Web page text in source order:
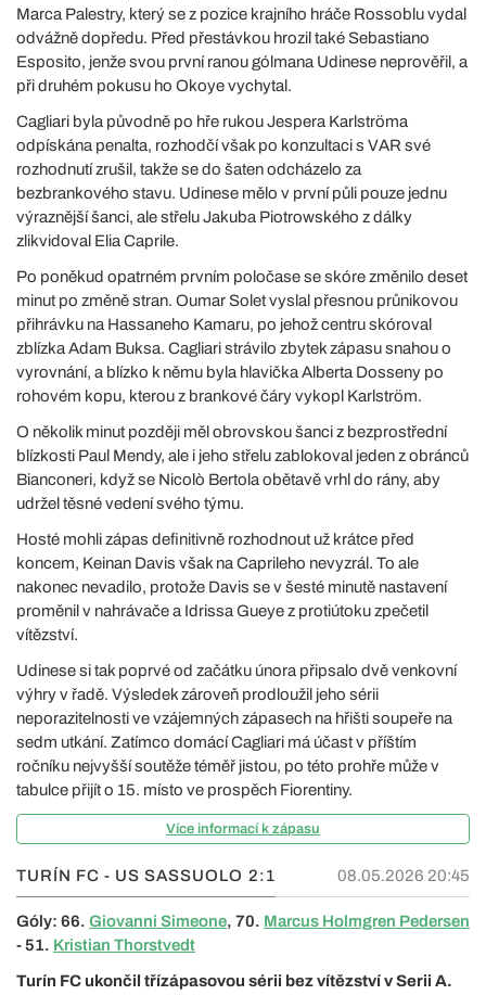
Marca Palestry, který se z pozice krajního hráče Rossoblu vydal
odvážně dopředu. Před přestávkou hrozil také Sebastiano
Esposito, jenže svou první ranou gólmana Udinese neprověřil, a
při druhém pokusu ho Okoye vychytal.
Cagliari byla původně po hře rukou Jespera Karlströma
odpískána penalta, rozhodčí však po konzultaci s VAR své
rozhodnutí zrušil, takže se do šaten odcházelo za
bezbrankového stavu. Udinese mělo v první půli pouze jednu
výraznější šanci, ale střelu Jakuba Piotrowského z dálky
zlikvidoval Elia Caprile.
Po poněkud opatrném prvním poločase se skóre změnilo deset
minut po změně stran. Oumar Solet vyslal přesnou průnikovou
přihrávku na Hassaneho Kamaru, po jehož centru skóroval
zblízka Adam Buksa. Cagliari strávilo zbytek zápasu snahou o
vyrovnání, a blízko k němu byla hlavička Alberta Dosseny po
rohovém kopu, kterou z brankové čáry vykopl Karlström.
O několik minut později měl obrovskou šanci z bezprostřední
blízkosti Paul Mendy, ale i jeho střelu zablokoval jeden z obránců
Bianconeri, když se Nicolò Bertola obětavě vrhl do rány, aby
udržel těsné vedení svého týmu.
Hosté mohli zápas definitivně rozhodnout už krátce před
koncem, Keinan Davis však na Caprileho nevyzrál. To ale
nakonec nevadilo, protože Davis se v šesté minutě nastavení
proměnil v nahrávače a Idrissa Gueye z protiútoku zpečetil
vítězství.
Udinese si tak poprvé od začátku února připsalo dvě venkovní
výhry v řadě. Výsledek zároveň prodloužil jeho sérii
neporazitelnosti ve vzájemných zápasech na hřišti soupeře na
sedm utkání. Zatímco domácí Cagliari má účast v příštím
ročníku nejvyšší soutěže téměř jistou, po této prohře může v
tabulce přijít o 15. místo ve prospěch Fiorentiny.
Více informací k zápasu
TURÍN FC - US SASSUOLO 2:1 08.05.2026 20:45
Góly: 66. Giovanni Simeone, 70. Marcus Holmgren Pedersen
- 51. Kristian Thorstvedt
Turín FC ukončil třízápasovou sérii bez vítězství v Serii A.